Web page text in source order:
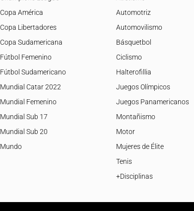
Copa América
Copa Libertadores
Copa Sudamericana
Fútbol Femenino
Fútbol Sudamericano
Mundial Catar 2022
Mundial Femenino
Mundial Sub 17
Mundial Sub 20
Mundo
Automotriz
Automovilismo
Básquetbol
Ciclismo
Halterofillia
Juegos Olímpicos
Juegos Panamericanos
Montañismo
Motor
Mujeres de Élite
Tenis
+Disciplinas